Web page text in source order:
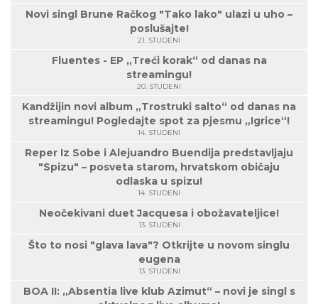
Novi singl Brune Račkog "Tako lako" ulazi u uho –
poslušajte!
21. STUDENI
Fluentes - EP „Treći korak“ od danas na
streamingu!
20. STUDENI
Kandžijin novi album „Trostruki salto“ od danas na
streamingu! Pogledajte spot za pjesmu „Igrice“!
14. STUDENI
Reper Iz Sobe i Alejuandro Buendija predstavljaju
"Spizu" – posveta starom, hrvatskom običaju
odlaska u spizu!
14. STUDENI
Neočekivani duet Jacquesa i obožavateljice!
13. STUDENI
Što to nosi "glava lava"? Otkrijte u novom singlu
eugena
13. STUDENI
BOA II: „Absentia live klub Azimut“ – novi je singl s